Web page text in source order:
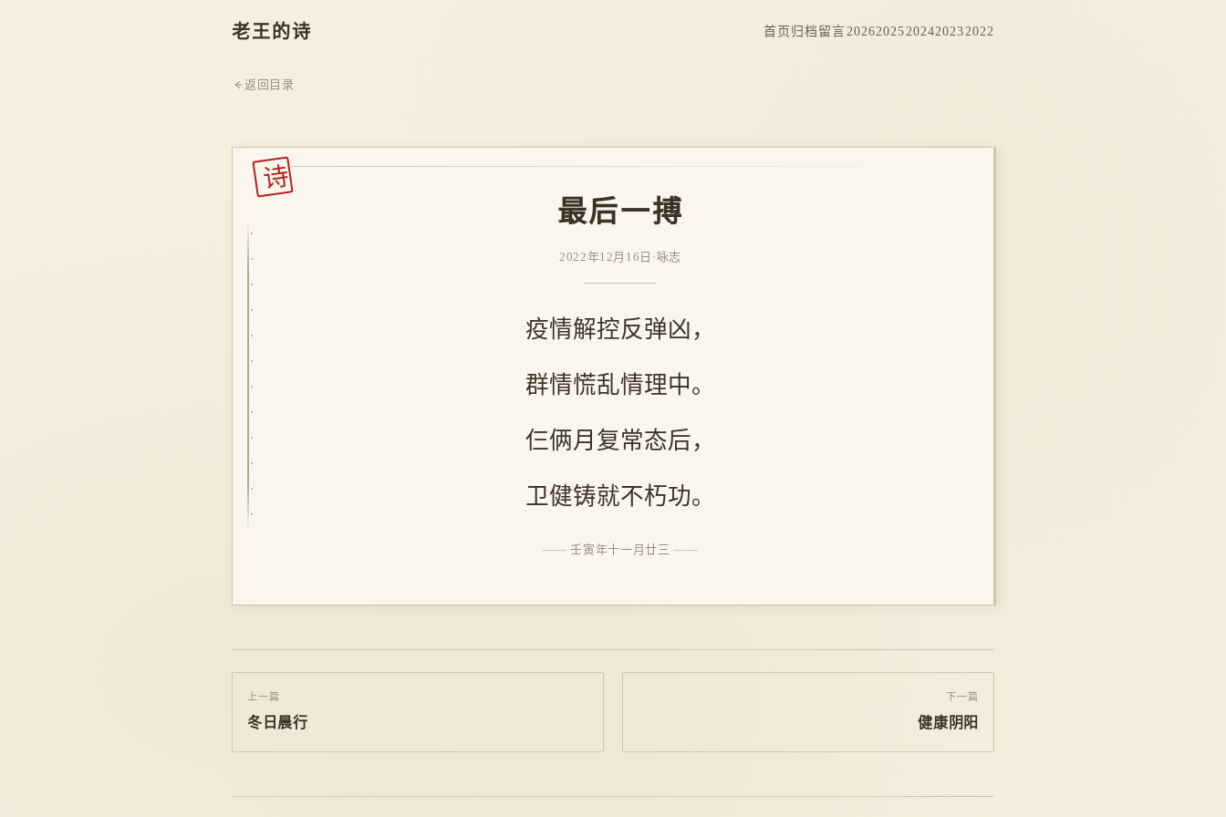
老王的诗 首页 归档 留言20262025202420232022
返回目录
诗
最后一搏
2022年12月16日 · 咏志
疫情解控反弹凶，
群情慌乱情理中。
仨俩月复常态后，
卫健铸就不朽功。
壬寅年十一月廿三
上一篇
冬日晨行
下一篇
健康阴阳